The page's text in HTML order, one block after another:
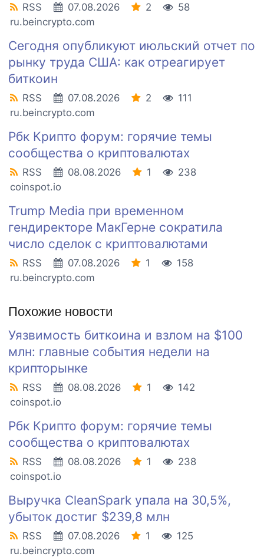
RSS 07.08.2026 2
58
ru.beincrypto.com
Сегодня опубликуют июльский отчет по
рынку труда США: как отреагирует
биткоин
RSS 07.08.2026 2
111
ru.beincrypto.com
Рбк Крипто форум: горячие темы
сообщества о криптовалютах
RSS 08.08.2026 1
238
coinspot.io
Trump Media при временном
гендиректоре МакГерне сократила
число сделок с криптовалютами
RSS 07.08.2026 1
158
ru.beincrypto.com
Похожие новости
Уязвимость биткоина и взлом на $100
млн: главные события недели на
крипторынке
RSS 08.08.2026 1
142
coinspot.io
Рбк Крипто форум: горячие темы
сообщества о криптовалютах
RSS 08.08.2026 1
238
coinspot.io
Выручка CleanSpark упала на 30,5%,
убыток достиг $239,8 млн
RSS 07.08.2026 1
125
ru.beincrypto.com